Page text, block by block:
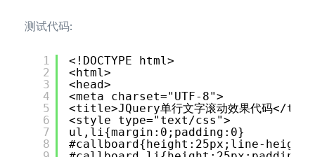
测试代码:
1
2
3
4
5
6
7
8
<!DOCTYPE html>
<html>
<head>
<meta charset="UTF-8">
<title>JQuery单行文字滚动效果代码</
<style type="text/css">
ul,li{margin:0;padding:0}
#callboard{height:25px;line-